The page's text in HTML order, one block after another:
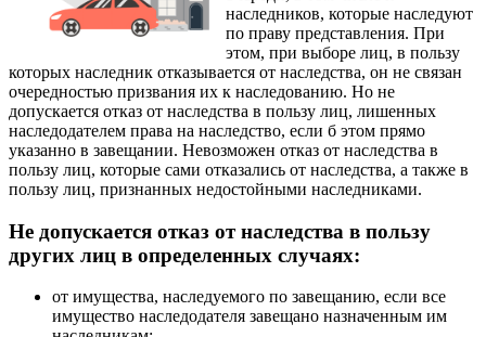
наследников, которые наследуют
по праву представления. При
этом, при выборе лиц, в пользу
которых наследник отказывается от наследства, он не связан
очередностью призвания их к наследованию. Но не
допускается отказ от наследства в пользу лиц, лишенных
наследодателем права на наследство, если б этом прямо
указанно в завещании. Невозможен отказ от наследства в
пользу лиц, которые сами отказались от наследства, а также в
пользу лиц, признанных недостойными наследниками.
Не допускается отказ от наследства в пользу
других лиц в определенных случаях:
от имущества, наследуемого по завещанию, если все
имущество наследодателя завещано назначенным им